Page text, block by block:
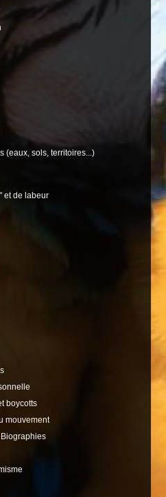
(eaux, sols, territoires...)
et de labeur
boycotts
mouvement